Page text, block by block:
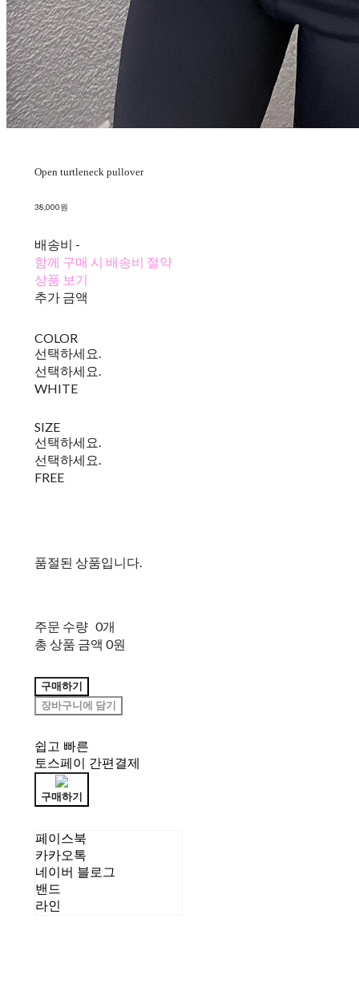
Open turtleneck pullover
38,000원
배송비 -
함께 구매 시 배송비 절약
상품 보기
추가 금액
COLOR
선택하세요.
선택하세요.
WHITE
SIZE
선택하세요.
선택하세요.
FREE
품절된 상품입니다.
주문 수량 0개
총 상품 금액 0원
구매하기
장바구니에 담기
쉽고 빠른
토스페이 간편결제
구매하기
페이스북
카카오톡
네이버 블로그
밴드
라인